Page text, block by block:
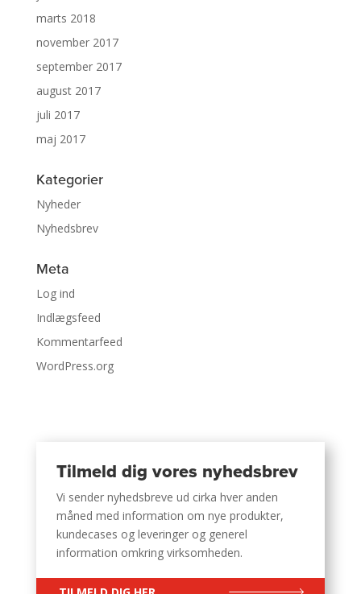
marts 2018
november 2017
september 2017
august 2017
juli 2017
maj 2017
Kategorier
Nyheder
Nyhedsbrev
Meta
Log ind
Indlægsfeed
Kommentarfeed
WordPress.org
Tilmeld dig vores nyhedsbrev
Vi sender nyhedsbreve ud cirka hver anden
måned med information om nye produkter,
kundecases og leveringer og generel
information omkring virksomheden.